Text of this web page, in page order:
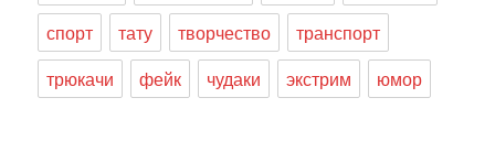
спорт
тату творчество
транспорт
трюкачи
фейк чудаки экстрим юмор